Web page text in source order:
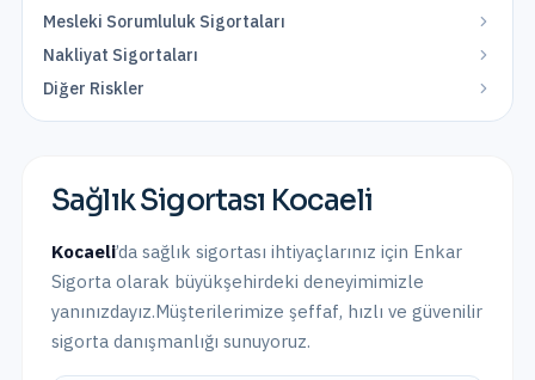
Mesleki Sorumluluk Sigortaları
Nakliyat Sigortaları
Diğer Riskler
Sağlık Sigortası Kocaeli
Kocaeli’da sağlık sigortası ihtiyaçlarınız için Enkar
Sigorta olarak büyükşehirdeki deneyimimizle
yanınızdayız.Müşterilerimize şeffaf, hızlı ve güvenilir
sigorta danışmanlığı sunuyoruz.